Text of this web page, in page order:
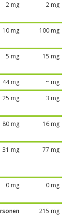
2 mg 2 mg
10 mg 100 mg
5 mg 15 mg
44 mg
~ mg
25 mg 3 mg
80 mg 16 mg
31 mg 77 mg
0 mg 0 mg
215 mg